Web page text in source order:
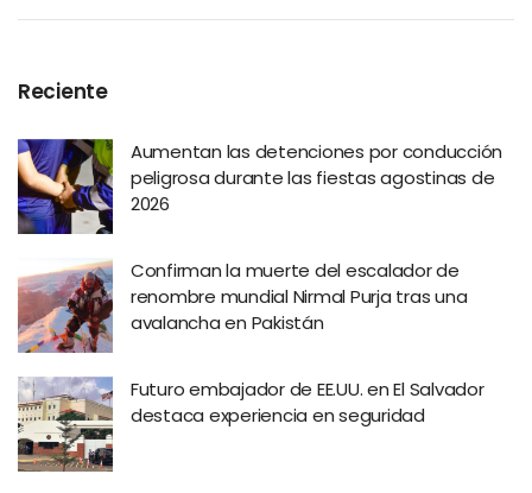
Reciente
Aumentan las detenciones por conducción
peligrosa durante las fiestas agostinas de
2026
Confirman la muerte del escalador de
renombre mundial Nirmal Purja tras una
avalancha en Pakistán
Futuro embajador de EE.UU. en El Salvador
destaca experiencia en seguridad